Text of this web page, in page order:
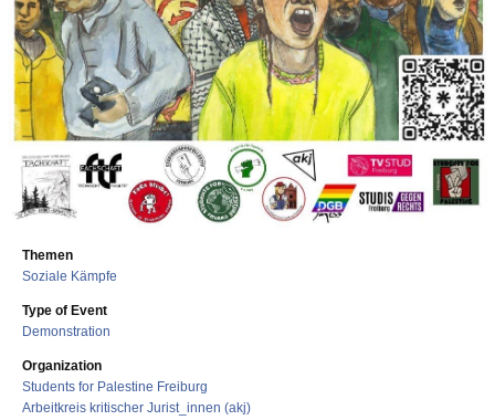
Themen
Soziale Kämpfe
Type of Event
Demonstration
Organization
Students for Palestine Freiburg
Arbeitkreis kritischer Jurist_innen (akj)